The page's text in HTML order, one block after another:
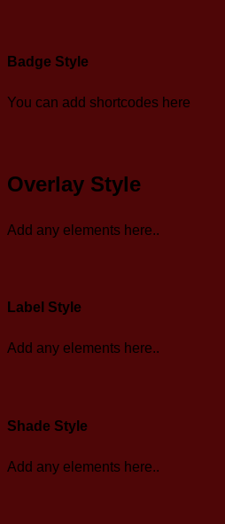
Badge Style
You can add shortcodes here
Overlay Style
Add any elements here..
Label Style
Add any elements here..
Shade Style
Add any elements here..